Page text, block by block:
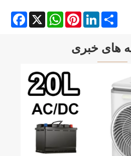
Facebook
X WhatsAppPinterestLinkedIn
های خبری